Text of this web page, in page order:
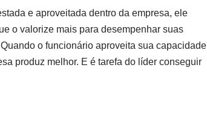
e aproveitada dentro da empresa, ele
o valorize mais para desempenhar suas
o funcionário aproveita sua capacidade
produz melhor. E é tarefa do líder conseguir